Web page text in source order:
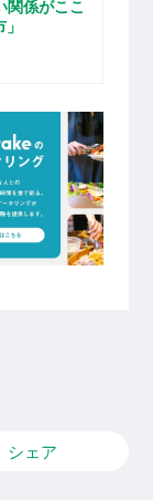
係がここ
シェア